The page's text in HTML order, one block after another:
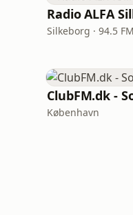
Radio ALFA
Silkeborg · 94.5 FM
ClubFM.dk -
København